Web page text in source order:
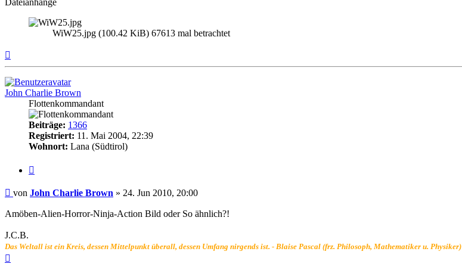
Dateianhänge
WiW25.jpg (100.42 KiB) 67613 mal betrachtet
John Charlie Brown
Flottenkommandant
Beiträge: 1366
Registriert: 11. Mai 2004, 22:39
Wohnort: Lana (Südtirol)
Beitrag
von John Charlie Brown » 24. Jun 2010, 20:00
Amöben-Alien-Horror-Ninja-Action Bild oder So ähnlich?!
J.C.B.
Das Weltall ist ein Kreis, dessen Mittelpunkt überall, dessen Umfang nirgends ist. - Blaise Pascal (frz. Philosoph, Mathematiker u. Physiker)